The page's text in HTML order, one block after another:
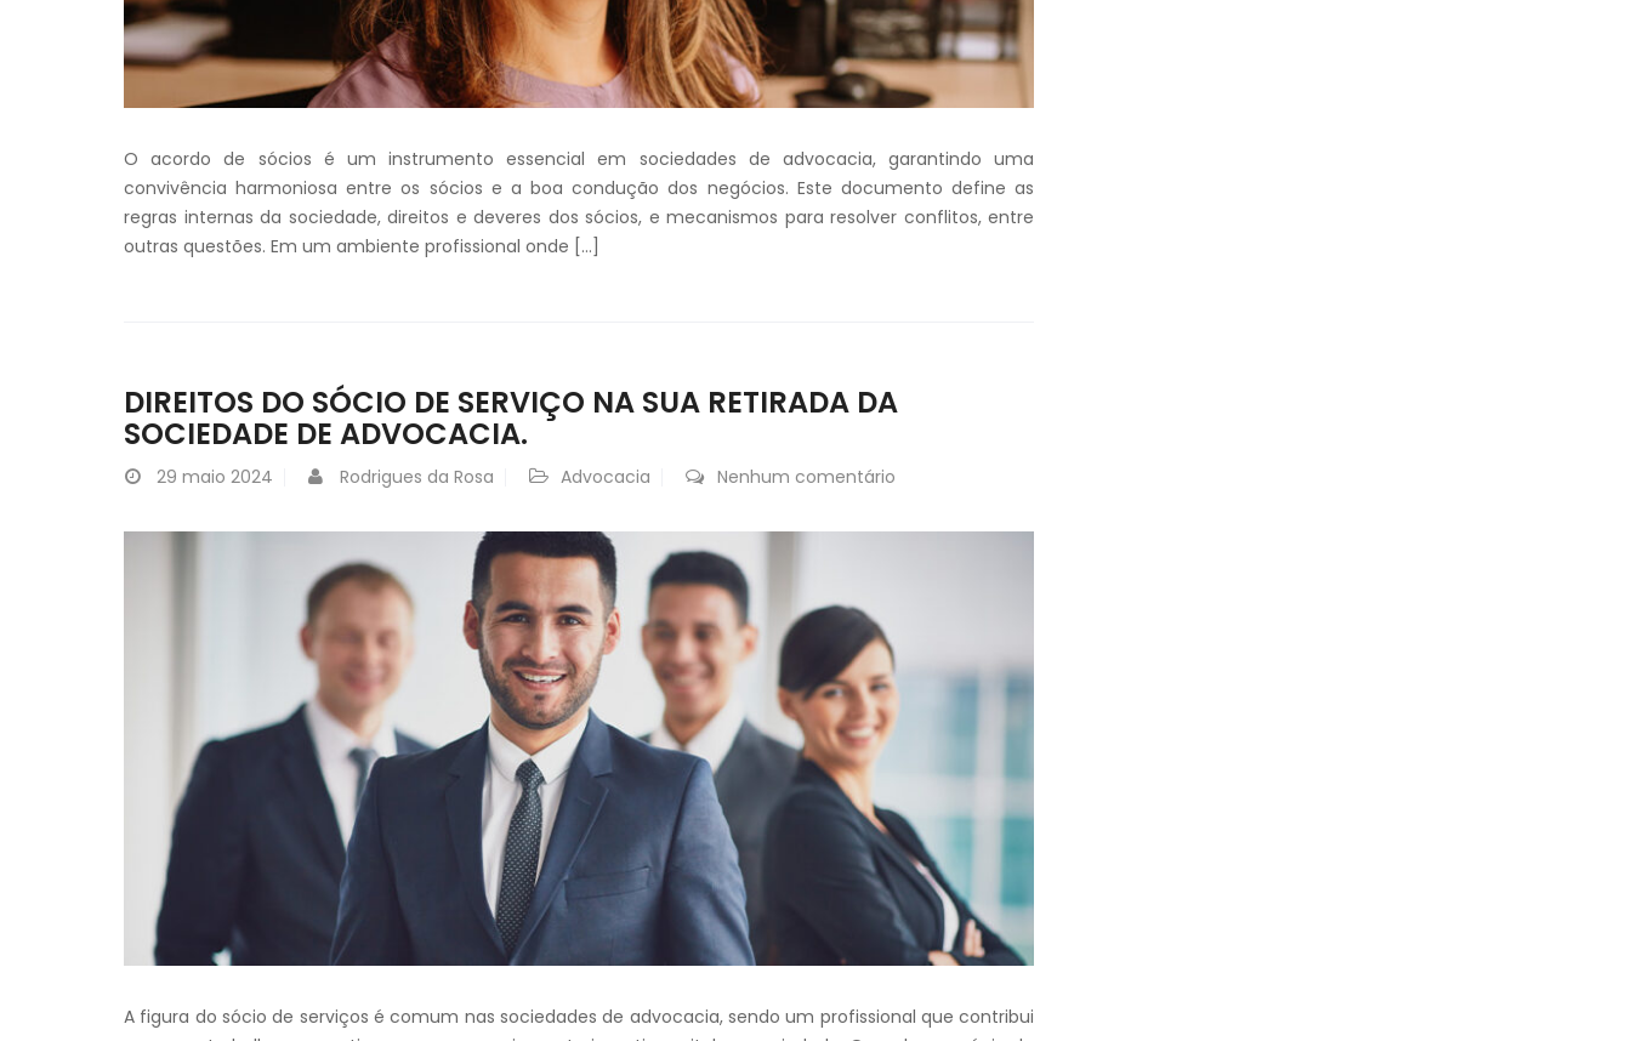
O acordo de sócios é um instrumento essencial em sociedades de advocacia, garantindo uma
convivência harmoniosa entre os sócios e a boa condução dos negócios. Este documento define as
regras internas da sociedade, direitos e deveres dos sócios, e mecanismos para resolver conflitos, entre
outras questões. Em um ambiente profissional onde […]
DIREITOS DO SÓCIO DE SERVIÇO NA SUA RETIRADA DA
SOCIEDADE DE ADVOCACIA.
29 maio 2024 Rodrigues da Rosa Advocacia Nenhum comentário
A figura do sócio de serviços é comum nas sociedades de advocacia, sendo um profissional que contribui